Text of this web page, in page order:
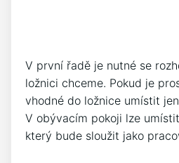
V první řadě je nutné se
ložnici chceme. Pokud je
vhodné do ložnice umístit
V obývacím pokoji lze
který bude sloužit jako